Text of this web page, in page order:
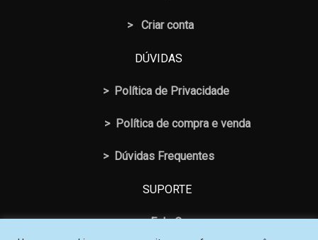
> Criar conta
DÚVIDAS
> Política de Privacidade
> Política de compra e venda
> Dúvidas Frequentes
SUPORTE
> Fale Conosco